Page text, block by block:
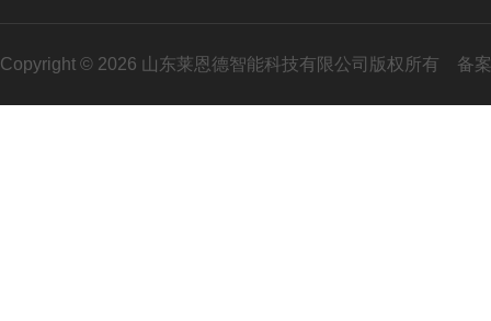
Copyright © 2026 山东莱恩德智能科技有限公司版权所有 备